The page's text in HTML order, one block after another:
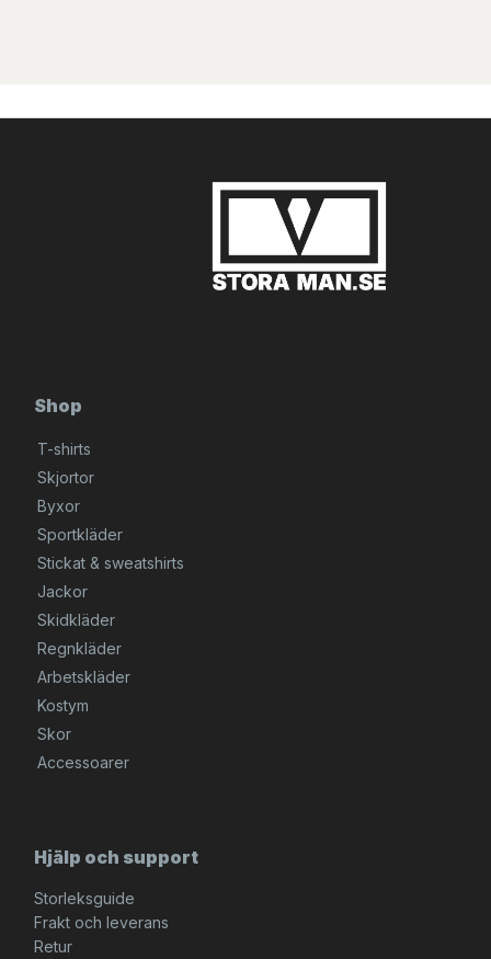
Shop
T-shirts
Skjortor
Byxor
Sportkläder
Stickat & sweatshirts
Jackor
Skidkläder
Regnkläder
Arbetskläder
Kostym
Skor
Accessoarer
Hjälp och support
Storleksguide
Frakt och leverans
Retur